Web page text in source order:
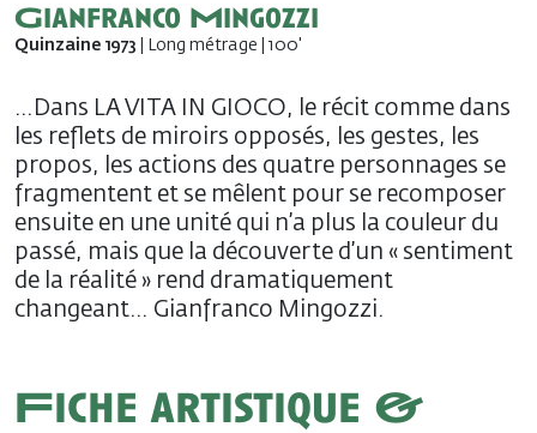
Gianfranco Mingozzi
Quinzaine 1973 | Long métrage | 100'
…Dans LA VITA IN GIOCO, le récit comme dans
les reflets de miroirs opposés, les gestes, les
propos, les actions des quatre personnages se
fragmentent et se mêlent pour se recomposer
ensuite en une unité qui n’a plus la couleur du
passé, mais que la découverte d’un « sentiment
de la réalité » rend dramatiquement
changeant… Gianfranco Mingozzi.
Fiche artistique &